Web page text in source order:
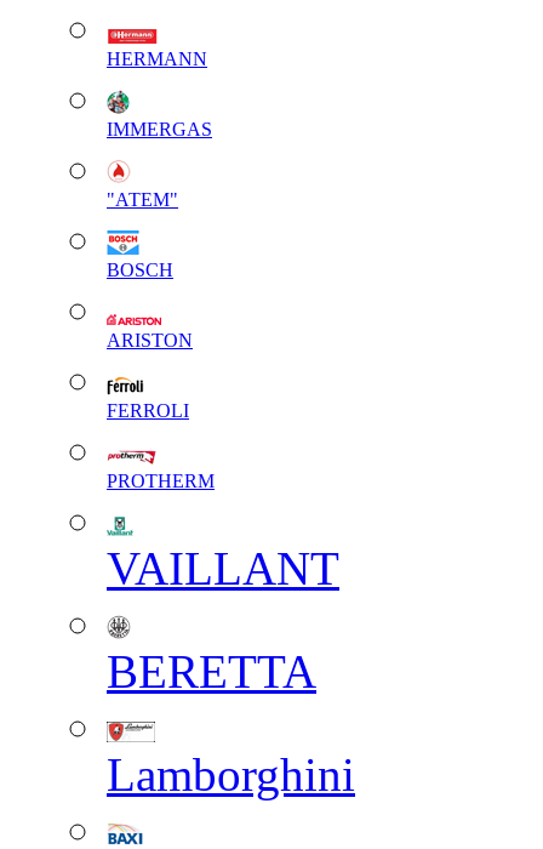
HERMANN
IMMERGAS
"АТЕМ"
BOSCH
ARISTON
FERROLI
PROTHERM
VAILLANT
BERETTA
Lamborghini